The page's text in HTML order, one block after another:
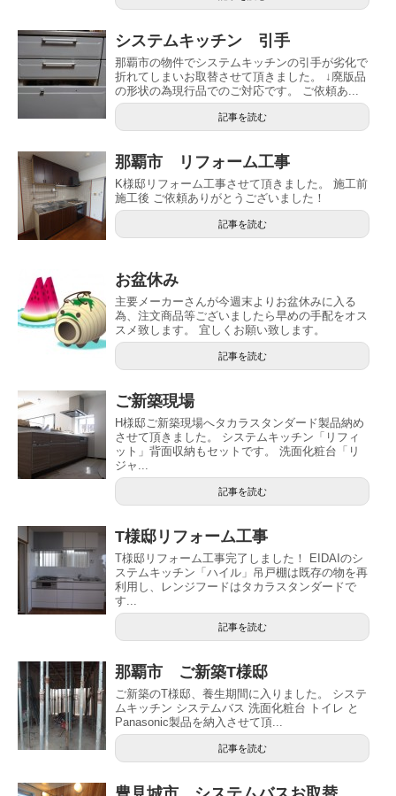
システムキッチン 引手
那覇市の物件でシステムキッチンの引手が劣化で
折れてしまいお取替させて頂きました。 ↓廃版品
の形状の為現行品でのご対応です。 ご依頼あ...
記事を読む
那覇市 リフォーム工事
K様邸リフォーム工事させて頂きました。 施工前
施工後 ご依頼ありがとうございました！
記事を読む
お盆休み
主要メーカーさんが今週末よりお盆休みに入る
為、注文商品等ございましたら早めの手配をオス
スメ致します。 宜しくお願い致します。
記事を読む
ご新築現場
H様邸ご新築現場へタカラスタンダード製品納め
させて頂きました。 システムキッチン「リフィ
ット」背面収納もセットです。 洗面化粧台「リ
ジャ...
記事を読む
T様邸リフォーム工事
T様邸リフォーム工事完了しました！ EIDAIのシ
ステムキッチン「ハイル」吊戸棚は既存の物を再
利用し、レンジフードはタカラスタンダードで
す...
記事を読む
那覇市 ご新築T様邸
ご新築のT様邸、養生期間に入りました。 システ
ムキッチン システムバス 洗面化粧台 トイレ と
Panasonic製品を納入させて頂...
記事を読む